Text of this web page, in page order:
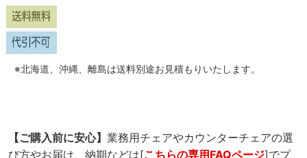
※北海道、沖縄、離島は送料別途お見積もりいたします。
【ご購入前に安心】 業務用チェアやカウンターチェアの選
び方やお届け、納期などは[こちらの専用FAQページ]でプ